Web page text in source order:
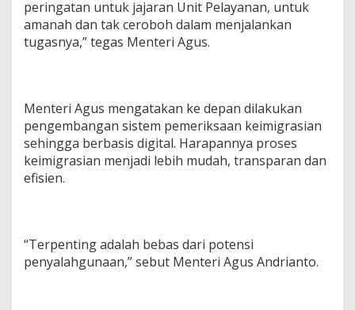
peringatan untuk jajaran Unit Pelayanan, untuk
amanah dan tak ceroboh dalam menjalankan
tugasnya,” tegas Menteri Agus.
Menteri Agus mengatakan ke depan dilakukan
pengembangan sistem pemeriksaan keimigrasian
sehingga berbasis digital. Harapannya proses
keimigrasian menjadi lebih mudah, transparan dan
efisien.
“Terpenting adalah bebas dari potensi
penyalahgunaan,” sebut Menteri Agus Andrianto.